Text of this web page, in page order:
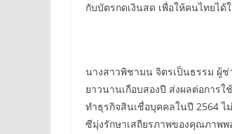
กับบัตรกดเงินสด เพื่อให้คนไทยได้
นางสาวพิชามน จิตรเป็นธรรม ผู้ช่
ยาวนานเกือบสองปี ส่งผลต่อการ
ทำธุรกิจสินเชื่อบุคคลในปี 2564
ซีมุ่งรักษาเสถียรภาพของคุณภาพ